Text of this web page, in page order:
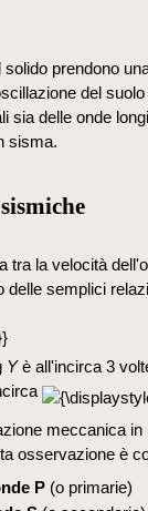
prendono
del
sia delle onde
sisma.
la velocità
semplici
Yè all'incirca 3
meccanica
osservazione è
P(o primarie)